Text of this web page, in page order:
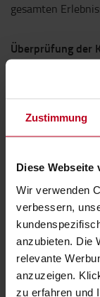
Zustimmung
Diese Webseite
Wir verwenden
verbessern,
anzubieten. Die
relevante
anzuzeigen.
zu erfahren und
gesamten
Überprüfung der
Zielindikatoren
Der zweite Tag
ihrem
gewidmet.
Kaizen ist ein
kontinuierliche
Möglichkeit,
praktische
sehen, wie die
angewandt
erreichen.